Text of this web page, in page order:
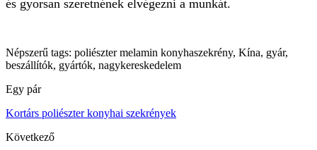
és gyorsan szeretnének elvégezni a munkát.
Népszerű tags: poliészter melamin konyhaszekrény, Kína, gyár,
beszállítók, gyártók, nagykereskedelem
Egy pár
Kortárs poliészter konyhai szekrények
Következő